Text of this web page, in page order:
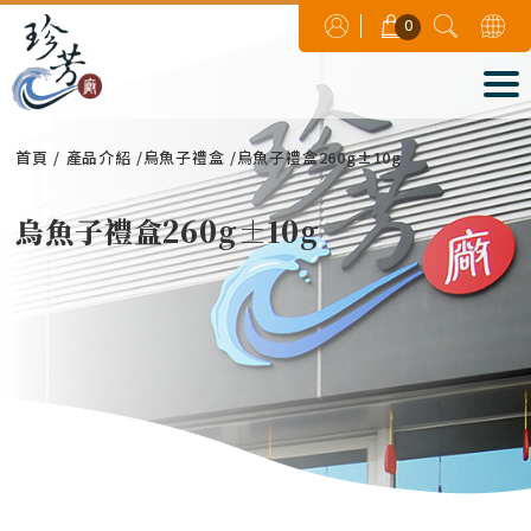
0
首頁 產品介紹 烏魚子禮盒 烏魚子禮盒260g±10g
烏魚子禮盒260g±10g